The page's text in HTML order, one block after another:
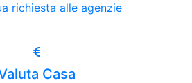
richiesta alle agenzie
Casa